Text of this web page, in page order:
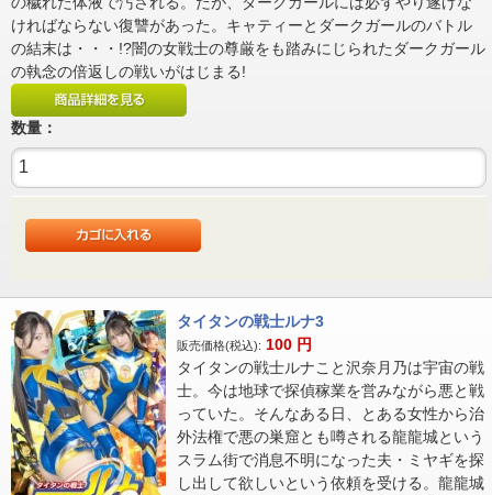
ければならない復讐があった。キャティーとダークガールのバトル
の結末は・・・!?闇の女戦士の尊厳をも踏みにじられたダークガール
の執念の倍返しの戦いがはじまる!
数量：
タイタンの戦士ルナ3
販売価格(税込): 100 円
タイタンの戦士ルナこと沢奈月乃は宇宙の戦
士。今は地球で探偵稼業を営みながら悪と戦
っていた。そんなある日、とある女性から治
外法権で悪の巣窟とも噂される龍龍城という
スラム街で消息不明になった夫・ミヤギを探
し出して欲しいという依頼を受ける。龍龍城